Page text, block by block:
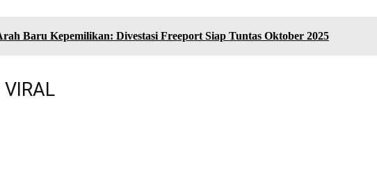
Baru Kepemilikan: Divestasi Freeport Siap Tuntas Oktober 2025
VIRAL